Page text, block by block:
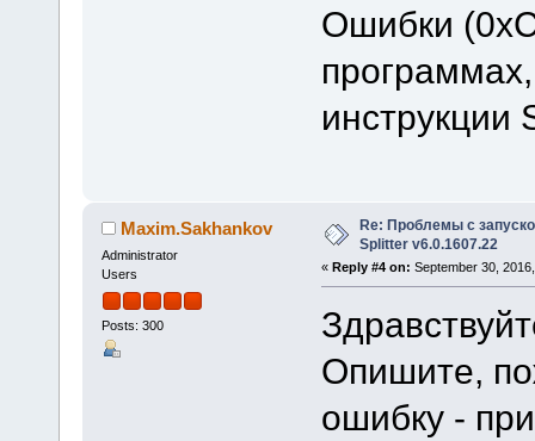
Ошибки
инструкции
Maxim.Sakhankov
Administrator
Users
Posts: 300
Re: Проблемы с
Splitter v6.0.1607.22
« Reply #4 on: September 30,
Опишите,
ошибку -